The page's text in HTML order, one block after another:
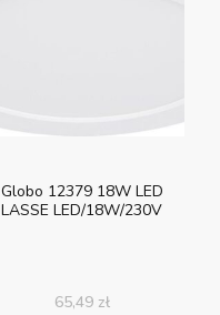
Globo 12379 18W LED
LASSE LED/18W/230V
65,49 zł